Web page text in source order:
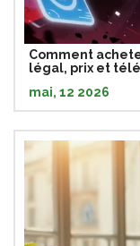
Comment
légal, prix et
mai, 12 2026